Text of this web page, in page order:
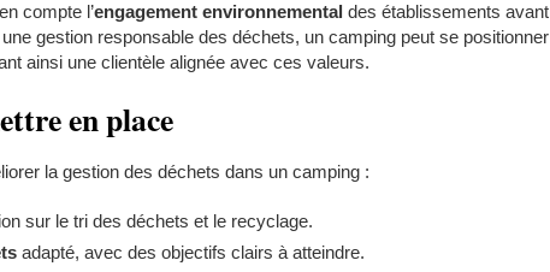
compte l’engagement environnemental des établissements avant
gestion responsable des déchets, un camping peut se positionner
ainsi une clientèle alignée avec ces valeurs.
en place
la gestion des déchets dans un camping :
sur le tri des déchets et le recyclage.
adapté, avec des objectifs clairs à atteindre.